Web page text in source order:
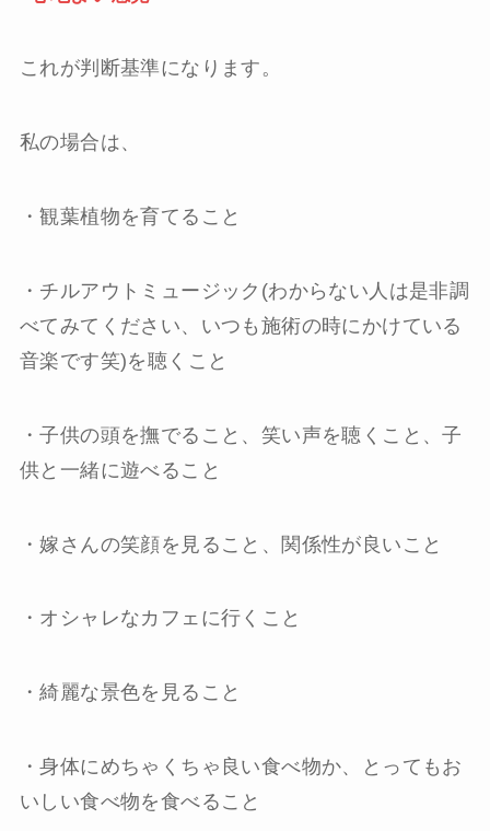
これが判断基準になります。
私の場合は、
・観葉植物を育てること
・チルアウトミュージック(わからない人は是非調
べてみてください、いつも施術の時にかけている
音楽です笑)を聴くこと
・子供の頭を撫でること、笑い声を聴くこと、子
供と一緒に遊べること
・嫁さんの笑顔を見ること、関係性が良いこと
・オシャレなカフェに行くこと
・綺麗な景色を見ること
・身体にめちゃくちゃ良い食べ物か、とってもお
いしい食べ物を食べること